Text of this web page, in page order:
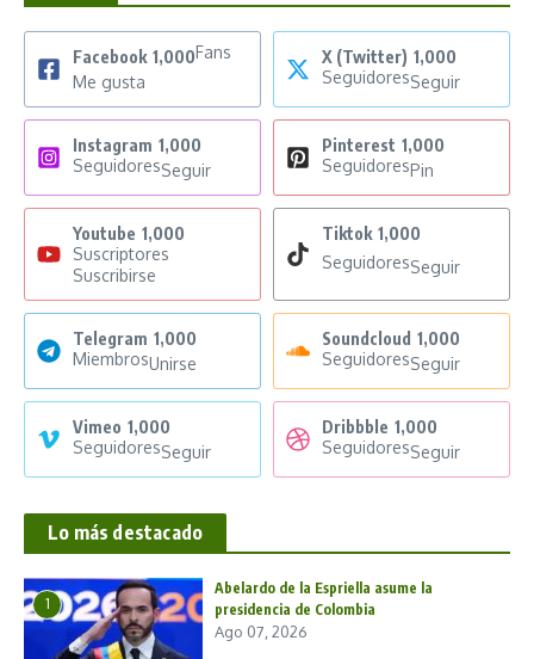
Facebook 1,000Fans
Me gusta
X (Twitter) 1,000
SeguidoresSeguir
Instagram 1,000
SeguidoresSeguir
Pinterest 1,000
SeguidoresPin
Youtube 1,000
Suscriptores
Suscribirse
Tiktok 1,000
SeguidoresSeguir
Telegram 1,000
MiembrosUnirse
Soundcloud 1,000
SeguidoresSeguir
Vimeo 1,000
SeguidoresSeguir
Dribbble 1,000
SeguidoresSeguir
Lo más destacado
1
Abelardo de la Espriella asume la
presidencia de Colombia
Ago 07, 2026